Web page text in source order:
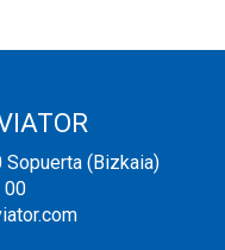
(Bizkaia)